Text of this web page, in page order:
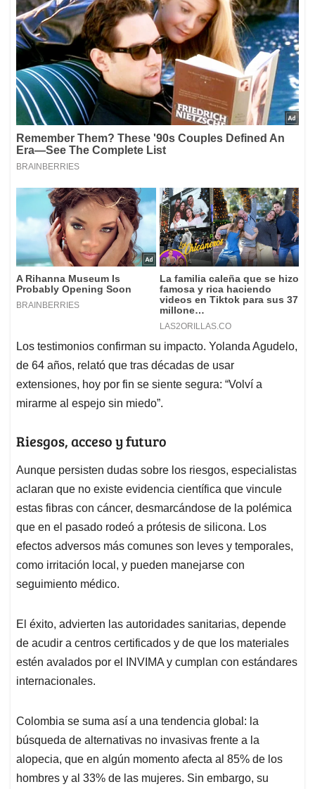
Los testimonios confirman su impacto. Yolanda Agudelo,
de 64 años, relató que tras décadas de usar
extensiones, hoy por fin se siente segura: “Volví a
mirarme al espejo sin miedo”.
Riesgos, acceso y futuro
Aunque persisten dudas sobre los riesgos, especialistas
aclaran que no existe evidencia científica que vincule
estas fibras con cáncer, desmarcándose de la polémica
que en el pasado rodeó a prótesis de silicona. Los
efectos adversos más comunes son leves y temporales,
como irritación local, y pueden manejarse con
seguimiento médico.
El éxito, advierten las autoridades sanitarias, depende
de acudir a centros certificados y de que los materiales
estén avalados por el INVIMA y cumplan con estándares
internacionales.
Colombia se suma así a una tendencia global: la
búsqueda de alternativas no invasivas frente a la
alopecia, que en algún momento afecta al 85% de los
hombres y al 33% de las mujeres. Sin embargo, su